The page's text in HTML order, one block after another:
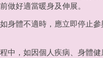
做好適當暖身及伸展。
身體不適時，應立即停止
中，如因個人疾病、身體